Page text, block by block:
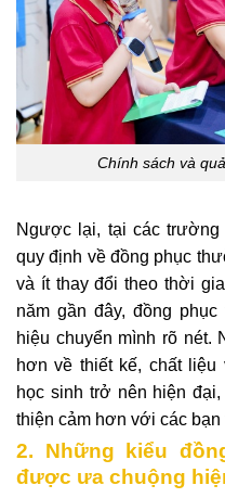
Chính sách và
Ngược lại, tại các
quy định về đồng phục
và ít thay đổi theo thời
năm gần đây, đồng
hiệu chuyển mình rõ nét.
hơn về thiết kế, chất liệu
học sinh trở nên hiện
thiện cảm hơn với các bạn
2. Những kiểu
được ưa chuộng